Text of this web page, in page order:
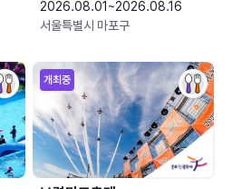
2026.08.01~2026.08.16
서울특별시 마포구
개최중